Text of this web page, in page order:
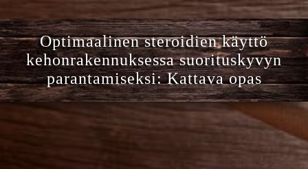
Optimaalinen steroidien käyttö
kehonrakennuksessa suorituskyvyn
parantamiseksi: Kattava opas